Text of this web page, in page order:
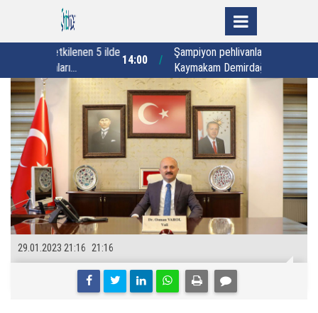
14:00
Şampiyon pehlivanlar ödüllerini
Kaymakam Demirdağ’ın elinden aldı
21:16
29.01.2023 21:16